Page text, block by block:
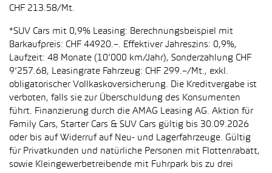
CHF 213.58/Mt.
*SUV Cars mit 0,9% Leasing: Berechnungsbeispiel mit
Barkaufpreis: CHF 44920.–. Effektiver Jahreszins: 0,9%,
Laufzeit: 48 Monate (10’000 km/Jahr), Sonderzahlung CHF
9’257.68, Leasingrate Fahrzeug: CHF 299.–/Mt., exkl.
obligatorischer Vollkaskoversicherung. Die Kreditvergabe ist
verboten, falls sie zur Überschuldung des Konsumenten
führt. Finanzierung durch die AMAG Leasing AG. Aktion für
Family Cars, Starter Cars & SUV Cars gültig bis 30.09.2026
oder bis auf Widerruf auf Neu- und Lagerfahrzeuge. Gültig
für Privatkunden und natürliche Personen mit Flottenrabatt,
sowie Kleingewerbetreibende mit Fuhrpark bis zu drei